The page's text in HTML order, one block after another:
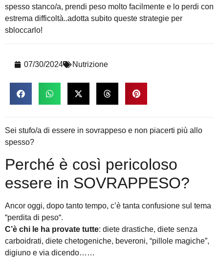
spesso stanco/a, prendi peso molto facilmente e lo perdi con
estrema difficoltà..adotta subito queste strategie per
sbloccarlo!
07/30/2024 Nutrizione
Sei stufo/a di essere in sovrappeso e non piacerti più allo
spesso?
Perché è così pericoloso
essere in SOVRAPPESO?
Ancor oggi, dopo tanto tempo, c’è tanta confusione sul tema
“perdita di peso“.
C’è chi le ha provate tutte: diete drastiche, diete senza
carboidrati, diete chetogeniche, beveroni, “pillole magiche”,
digiuno e via dicendo……